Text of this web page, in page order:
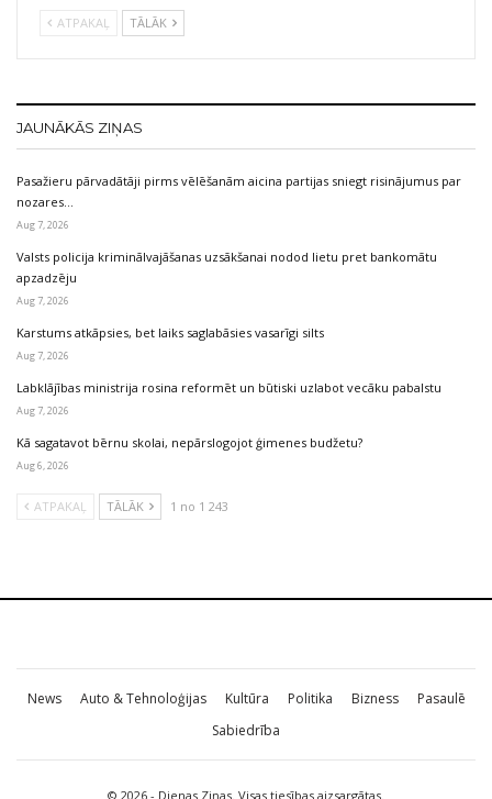
ATPAKAĻ TĀLĀK
JAUNĀKĀS ZIŅAS
Pasažieru pārvadātāji pirms vēlēšanām aicina partijas sniegt risinājumus par
nozares…
Aug 7, 2026
Valsts policija kriminālvajāšanas uzsākšanai nodod lietu pret bankomātu
apzadzēju
Aug 7, 2026
Karstums atkāpsies, bet laiks saglabāsies vasarīgi silts
Aug 7, 2026
Labklājības ministrija rosina reformēt un būtiski uzlabot vecāku pabalstu
Aug 7, 2026
Kā sagatavot bērnu skolai, nepārslogojot ģimenes budžetu?
Aug 6, 2026
ATPAKAĻ TĀLĀK 1 no 1 243
News Auto & Tehnoloģijas Kultūra Politika Bizness
Pasaulē
Sabiedrība
© 2026 - Dienas Ziņas. Visas tiesības aizsargātas.